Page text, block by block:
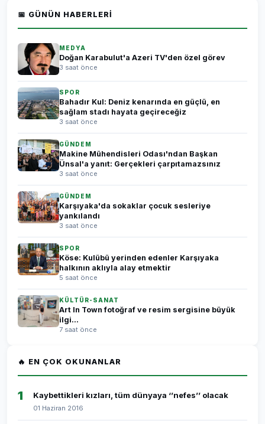
📅 GÜNÜN HABERLERI
MEDYA
Doğan Karabulut'a Azeri TV'den özel görev
3 saat önce
SPOR
Bahadır Kul: Deniz kenarında en güçlü, en
sağlam stadı hayata geçireceğiz
3 saat önce
GÜNDEM
Makine Mühendisleri Odası'ndan Başkan
Ünsal'a yanıt: Gerçekleri çarpıtamazsınız
3 saat önce
GÜNDEM
Karşıyaka'da sokaklar çocuk sesleriye
yankılandı
3 saat önce
SPOR
Köse: Kulübü yerinden edenler Karşıyaka
halkının aklıyla alay etmektir
5 saat önce
KÜLTÜR-SANAT
Art In Town fotoğraf ve resim sergisine büyük
ilgi...
7 saat önce
🔥 EN ÇOK OKUNANLAR
1 Kaybettikleri kızları, tüm dünyaya ‘’nefes’’ olacak
01 Haziran 2016